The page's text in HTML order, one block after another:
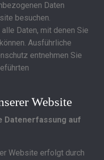
Daten
besuchen.
Daten, mit denen Sie
Ausführliche
entnehmen Sie
Website
Datenerfassung auf
Website erfolgt durch